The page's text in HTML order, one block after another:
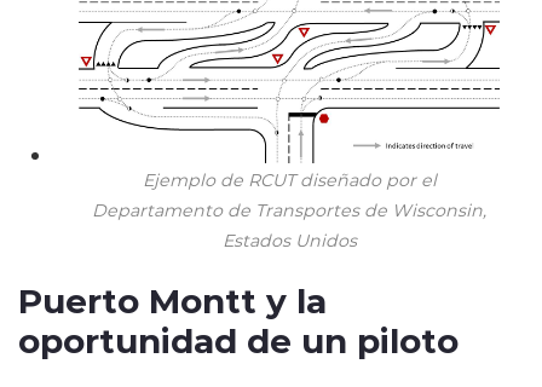
Ejemplo de RCUT diseñado por el
Departamento de Transportes de Wisconsin,
Estados Unidos
Puerto Montt y la
oportunidad de un piloto